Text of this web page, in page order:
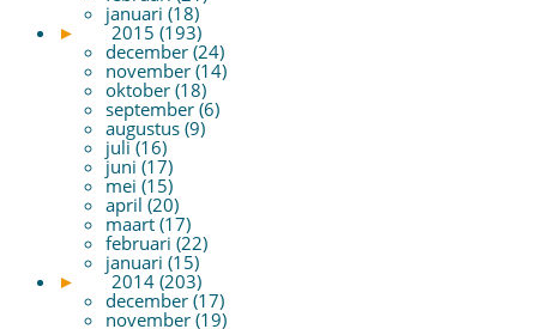
januari (18)
►
2015 (193)
december (24)
november (14)
oktober (18)
september (6)
augustus (9)
juli (16)
juni (17)
mei (15)
april (20)
maart (17)
februari (22)
januari (15)
►
2014 (203)
december (17)
november (19)